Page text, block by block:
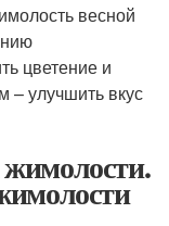
весной
цветение и
– улучшить вкус